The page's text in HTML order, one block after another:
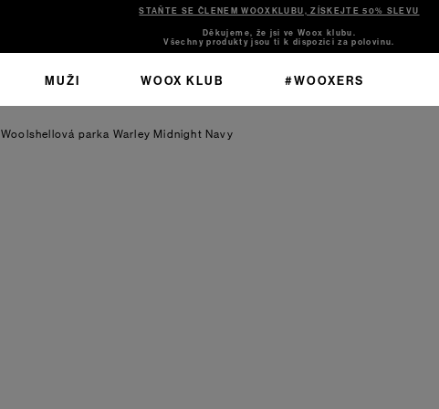
STAŇTE SE ČLENEM WOOXKLUBU, ZÍSKEJTE 50% SLEVU
Děkujeme, že jsi ve Woox klubu.
Všechny produkty jsou ti k dispozici za polovinu.
MUŽI WOOX KLUB #WOOXERS
Woolshellová parka Warley Midnight Navy